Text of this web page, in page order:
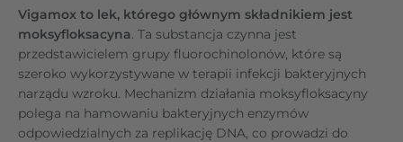
Vigamox to lek, którego głównym składnikiem jest
moksyfloksacyna. Ta substancja czynna jest
przedstawicielem grupy fluorochinolonów, które są
szeroko wykorzystywane w terapii infekcji bakteryjnych
narządu wzroku. Mechanizm działania moksyfloksacyny
polega na hamowaniu bakteryjnych enzymów
odpowiedzialnych za replikację DNA, co prowadzi do